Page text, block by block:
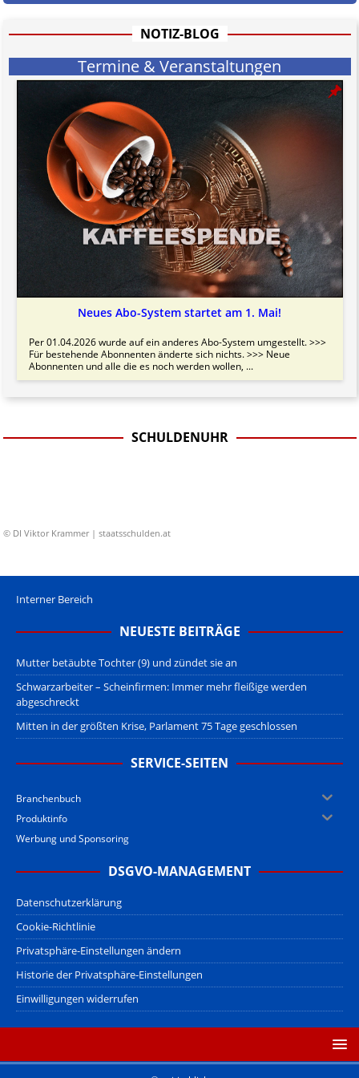
Bitte beachten Sie in dem Zusammenhang auch unsereAGB.
NOTIZ-BLOG
Termine & Veranstaltungen
Neues Abo-System startet am 1. Mai!
Per 01.04.2026 wurde auf ein anderes Abo-System umgestellt. >>>
Für bestehende Abonnenten änderte sich nichts. >>> Neue
Abonnenten und alle die es noch werden wollen, ...
SCHULDENUHR
© DI Viktor Krammer | staatsschulden.at
Interner Bereich
NEUESTE BEITRÄGE
Mutter betäubte Tochter (9) und zündet sie an
Schwarzarbeiter – Scheinfirmen: Immer mehr fleißige werden
abgeschreckt
Mitten in der größten Krise, Parlament 75 Tage geschlossen
SERVICE-SEITEN
Branchenbuch
Produktinfo
Werbung und Sponsoring
DSGVO-MANAGEMENT
Datenschutzerklärung
Cookie-Richtlinie
Privatsphäre-Einstellungen ändern
Historie der Privatsphäre-Einstellungen
Einwilligungen widerrufen